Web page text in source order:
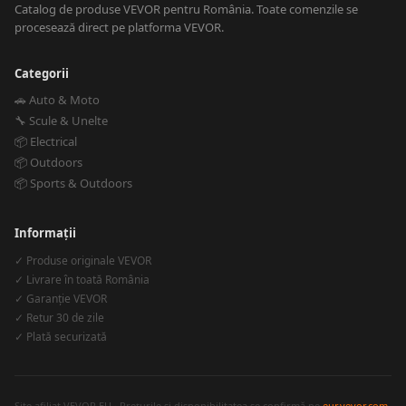
Catalog de produse VEVOR pentru România. Toate comenzile se
procesează direct pe platforma VEVOR.
Categorii
🚗 Auto & Moto
🔧 Scule & Unelte
📦 Electrical
📦 Outdoors
📦 Sports & Outdoors
Informații
✓ Produse originale VEVOR
✓ Livrare în toată România
✓ Garanție VEVOR
✓ Retur 30 de zile
✓ Plată securizată